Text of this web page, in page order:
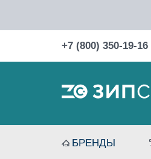
+7 (800) 350-19-16
БРЕНДЫ